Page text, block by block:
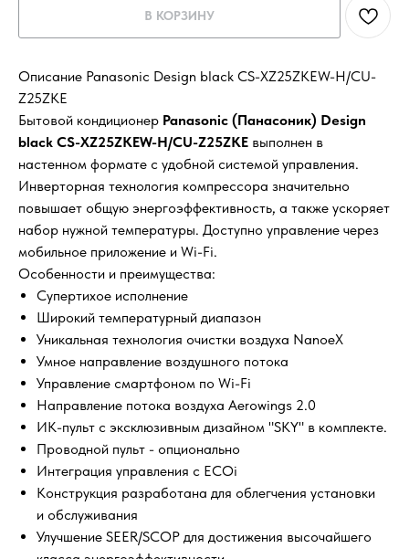
В КОРЗИНУ
Описание Panasonic Design black CS-XZ25ZKEW-H/CU-
Z25ZKE
Бытовой кондиционер Panasonic (Панасоник) Design
black CS-XZ25ZKEW-H/CU-Z25ZKE выполнен в
настенном формате с удобной системой управления.
Инверторная технология компрессора значительно
повышает общую энергоэффективность, а также ускоряет
набор нужной температуры. Доступно управление через
мобильное приложение и Wi-Fi.
Особенности и преимущества:
Супертихое исполнение
Широкий температурный диапазон
Уникальная технология очистки воздуха NanoeX
Умное направление воздушного потока
Управление смартфоном по Wi-Fi
Направление потока воздуха Aerowings 2.0
ИК-пульт с эксклюзивным дизайном "SKY" в комплекте.
Проводной пульт - опционально
Интеграция управления с ECOi
Конструкция разработана для облегчения установки
и обслуживания
Улучшение SEER/SCOP для достижения высочайшего